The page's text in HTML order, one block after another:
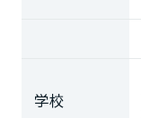
学校